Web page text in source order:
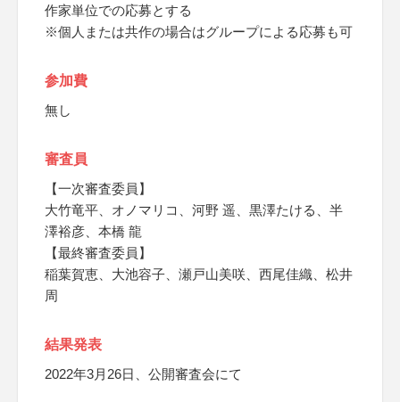
作家単位での応募とする
※個人または共作の場合はグループによる応募も可
参加費
無し
審査員
【一次審査委員】
大竹竜平、オノマリコ、河野 遥、黒澤たける、半
澤裕彦、本橋 龍
【最終審査委員】
稲葉賀恵、大池容子、瀬戸山美咲、西尾佳織、松井
周
結果発表
2022年3月26日、公開審査会にて